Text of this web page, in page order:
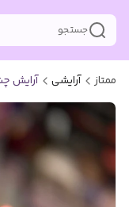
جستجو
ممتاز آرایشی آرایش